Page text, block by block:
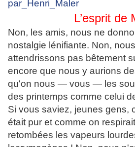
par_Henri_Maler
L’esprit de
Non, les amis, nous ne
nostalgie lénifiante. Non,
attendrissons pas bêtement
encore que nous y aurions
qu'on nous — vous — les
des printemps comme celui
Si vous saviez, jeunes gens,
était pur et comme on
retombées les vapeurs